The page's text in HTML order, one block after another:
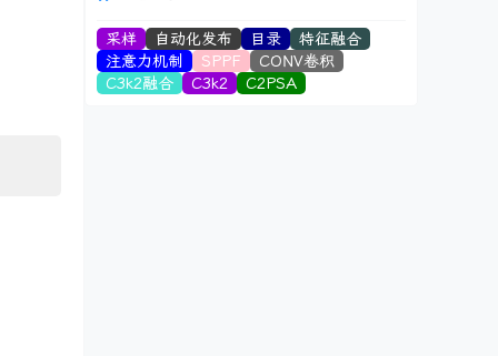
采样 自动化发布 目录
特征融合
注意力机制
SPPF
CONV卷积
C3k2融合
C3k2 C2PSA